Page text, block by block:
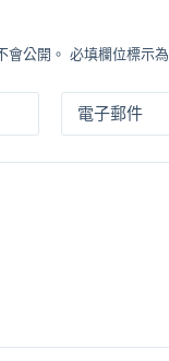
會公開。 必填欄位標示為
電子郵件